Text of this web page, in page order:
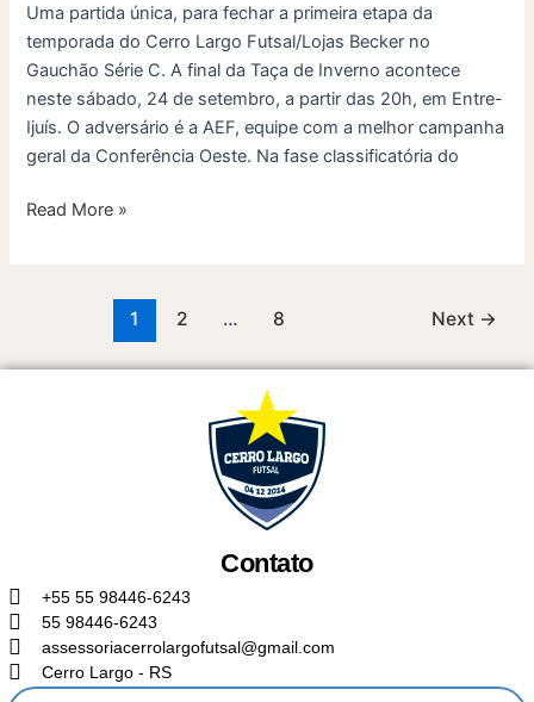
Uma partida única, para fechar a primeira etapa da
temporada do Cerro Largo Futsal/Lojas Becker no
Gauchão Série C. A final da Taça de Inverno acontece
neste sábado, 24 de setembro, a partir das 20h, em Entre-
Ijuís. O adversário é a AEF, equipe com a melhor campanha
geral da Conferência Oeste. Na fase classificatória do
Read More »
1 2 … 8 Next →
Contato
+55 55 98446-6243
55 98446-6243
assessoriacerrolargofutsal@gmail.com
Cerro Largo - RS